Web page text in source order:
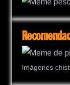
Imágenes